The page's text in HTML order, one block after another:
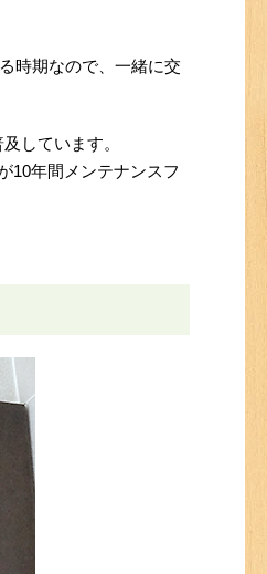
時期なので、一緒に交
しています。
10年間メンテナンスフ